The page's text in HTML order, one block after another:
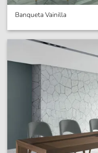
Banqueta Vainilla